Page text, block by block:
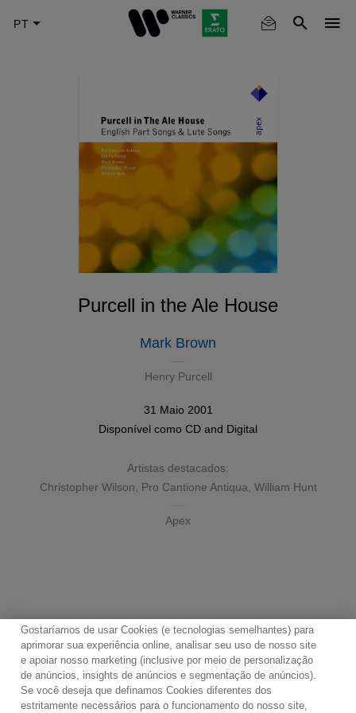
Purcell in the Ale House
Mark Brown
Henry Purcell
31 Maio 2001
Disponível como CD and Digital
Artistas destacados:
Christopher Wilson
Pro Cantione Antiqua William Hunt
Apex
Ative o uso de cookies para usar este tocador.
Contato Boletim de Notícias Termos de Uso
Gostaríamos de usar Cookies (e tecnologias semelhantes) para
aprimorar sua experiência online, analisar seu uso de nosso site
e apoiar nosso marketing (inclusive por meio de personalização
de anúncios, insights de anúncios e segmentação de anúncios).
Se você deseja que definamos Cookies diferentes dos
estritamente necessários para o funcionamento do nosso site,